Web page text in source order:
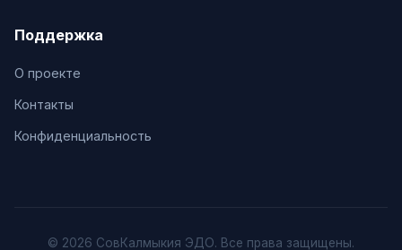
Поддержка
О проекте
Контакты
Конфиденциальность
© 2026 СовКалмыкия ЭДО. Все права защищены.